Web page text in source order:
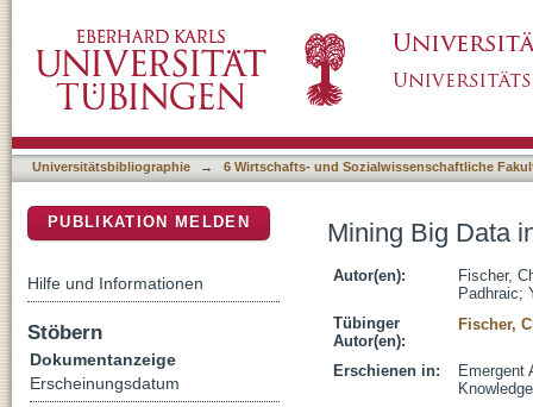
Universitätsbibliographie → 6 Wirtschafts- und Sozialwissenschaftliche
Mining Big Data
Autor(en):
Fischer,
Padhraic;
Tübinger
Autor(en):
Fischer,
Erschienen in:
Emergent
PUBLIKATION MELDEN
Hilfe und Informationen
Stöbern
Dokumentanzeige
Erscheinungsdatum